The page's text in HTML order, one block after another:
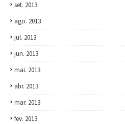
set. 2013
ago. 2013
jul. 2013
jun. 2013
mai. 2013
abr. 2013
mar. 2013
fev. 2013